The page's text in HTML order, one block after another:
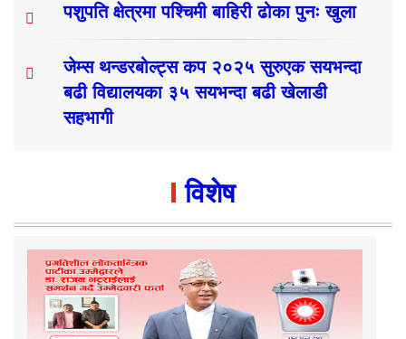
पशुपति क्षेत्रमा पश्चिमी बाहिरी ढोका पुनः खुला
जेम्स थन्डरबोल्ट्स कप २०२५ सुरुएक सयभन्दा
बढी विद्यालयका ३५ सयभन्दा बढी खेलाडी
सहभागी
विशेष